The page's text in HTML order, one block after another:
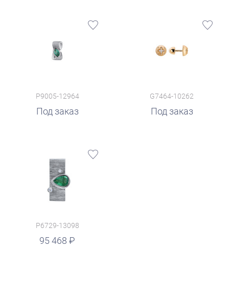
P9005-12964
Под заказ
G7464-10262
Под заказ
P6729-13098
95 468